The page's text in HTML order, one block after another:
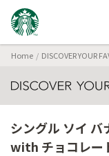
Home DISCOVER YOUR
シングル ソイ バ
with チョコレー